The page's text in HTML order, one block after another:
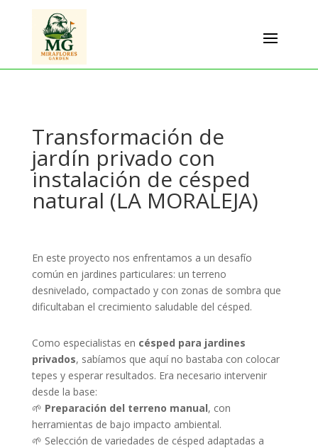
Transformación de
jardín privado con
instalación de césped
natural (LA MORALEJA)
En este proyecto nos enfrentamos a un desafío
común en jardines particulares: un terreno
desnivelado, compactado y con zonas de sombra que
dificultaban el crecimiento saludable del césped.
Como especialistas en césped para jardines
privados, sabíamos que aquí no bastaba con colocar
tepes y esperar resultados. Era necesario intervenir
desde la base:
🌱 Preparación del terreno manual, con
herramientas de bajo impacto ambiental.
🌱 Selección de variedades de césped adaptadas a